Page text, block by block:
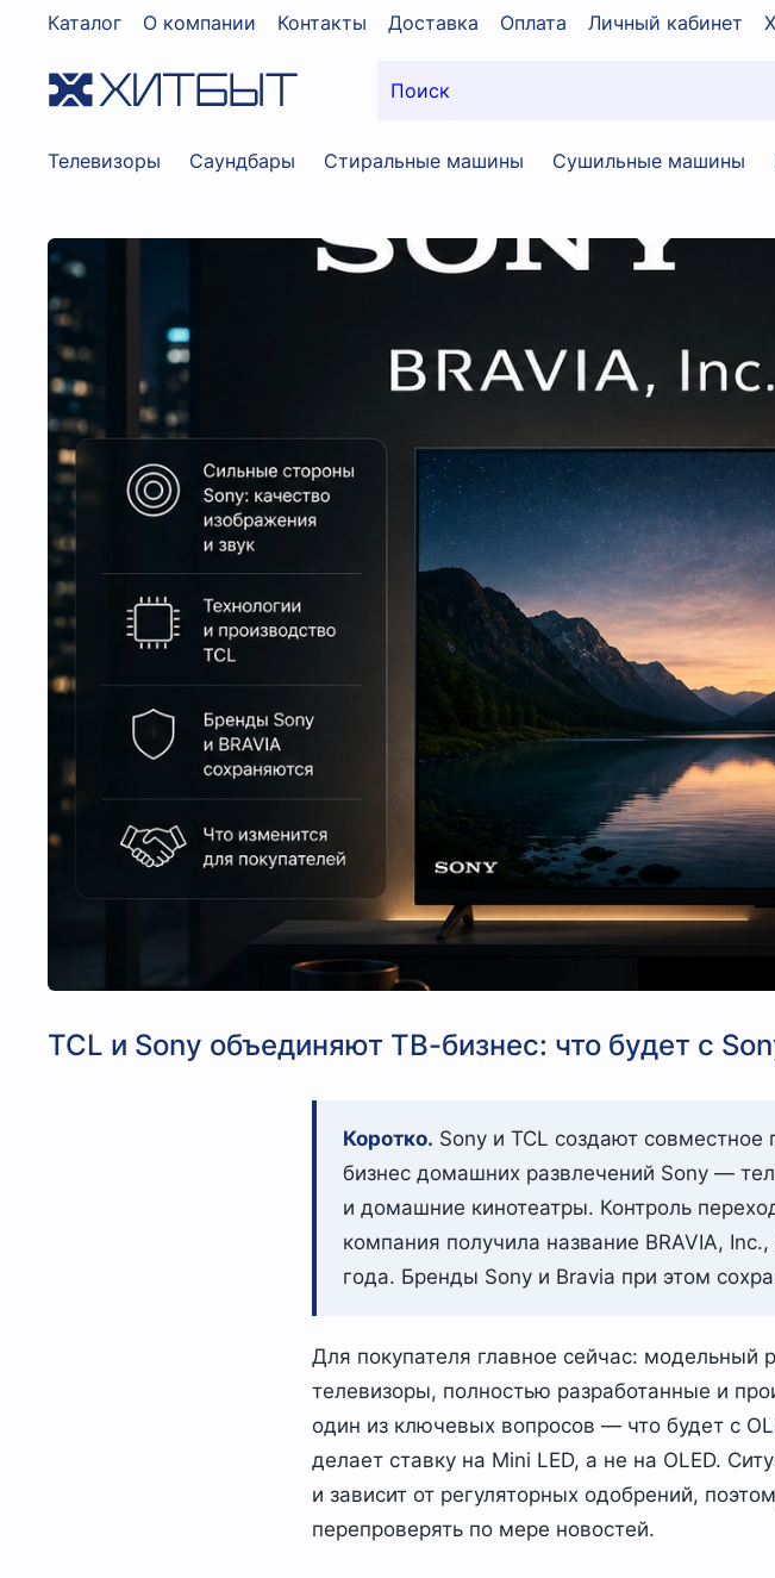
Каталог О компании Контакты Доставка Оплата Личный кабинет
Телевизоры Саундбары Стиральные машины Сушильные машины
TCL и Sony объединяют ТВ-бизнес: что будет с
Коротко. Sony и TCL создают совместное
бизнес домашних развлечений Sony —
и домашние кинотеатры. Контроль
компания получила название BRAVIA,
года. Бренды Sony и Bravia при этом
Для покупателя главное сейчас: модельный
телевизоры, полностью разработанные и
один из ключевых вопросов — что будет с
делает ставку на Mini LED, а не на OLED.
и зависит от регуляторных одобрений,
перепроверять по мере новостей.